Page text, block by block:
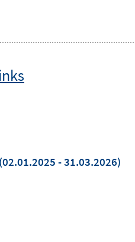
(02.01.2025 - 31.03.2026)